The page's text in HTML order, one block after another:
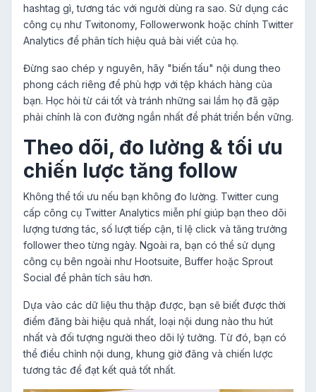
hashtag gì, tương tác với người dùng ra sao. Sử dụng các
công cụ như Twitonomy, Followerwonk hoặc chính Twitter
Analytics để phân tích hiệu quả bài viết của họ.
Đừng sao chép y nguyên, hãy "biến tấu" nội dung theo
phong cách riêng để phù hợp với tệp khách hàng của
bạn. Học hỏi từ cái tốt và tránh những sai lầm họ đã gặp
phải chính là con đường ngắn nhất để phát triển bền vững.
Theo dõi, đo lường & tối ưu
chiến lược tăng follow
Không thể tối ưu nếu bạn không đo lường. Twitter cung
cấp công cụ Twitter Analytics miễn phí giúp bạn theo dõi
lượng tương tác, số lượt tiếp cận, tỉ lệ click và tăng trưởng
follower theo từng ngày. Ngoài ra, bạn có thể sử dụng
công cụ bên ngoài như Hootsuite, Buffer hoặc Sprout
Social để phân tích sâu hơn.
Dựa vào các dữ liệu thu thập được, bạn sẽ biết được thời
điểm đăng bài hiệu quả nhất, loại nội dung nào thu hút
nhất và đối tượng người theo dõi lý tưởng. Từ đó, bạn có
thể điều chỉnh nội dung, khung giờ đăng và chiến lược
tương tác để đạt kết quả tốt nhất.